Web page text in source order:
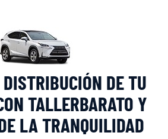
DE TU
TALLERBARATO Y
LA TRANQUILIDAD